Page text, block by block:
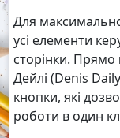
Для
усі елементи
сторінки. Прямо
Дейлі (Denis
кнопки, які
роботи в один